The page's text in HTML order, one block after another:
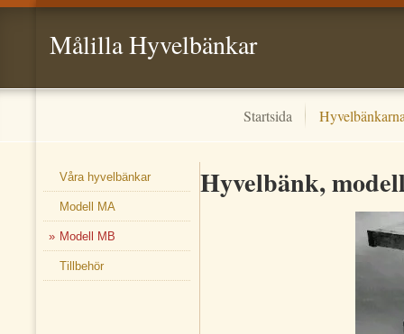
Målilla Hyvelbänkar
Startsida
Våra hyvelbänkar
Modell MA
Modell MB
Tillbehör
Hyvelbänk,